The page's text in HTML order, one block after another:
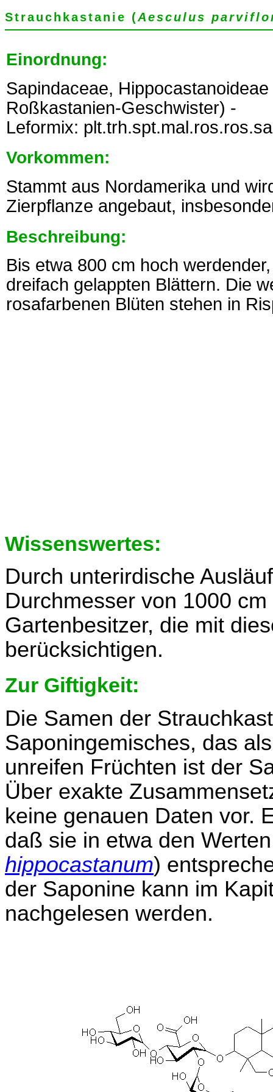
Strauchkastanie (Aesculus
Einordnung:
Sapindaceae,
Roßkastanien-Geschwister) -
Leformix:
Vorkommen:
Stammt aus Nordamerika und
Zierpflanze angebaut,
Beschreibung:
Bis etwa 800 cm hoch
dreifach gelappten Blättern. Die
rosafarbenen Blüten stehen in
Wissenswertes:
Durch unterirdische
Durchmesser von 1000
Gartenbesitzer, die mit
berücksichtigen.
Zur Giftigkeit:
Die Samen der
Saponingemisches, das
unreifen Früchten ist der
Über exakte
keine genauen Daten vor.
daß sie in etwa den
hippocastanum)
der Saponine kann im
nachgelesen werden.